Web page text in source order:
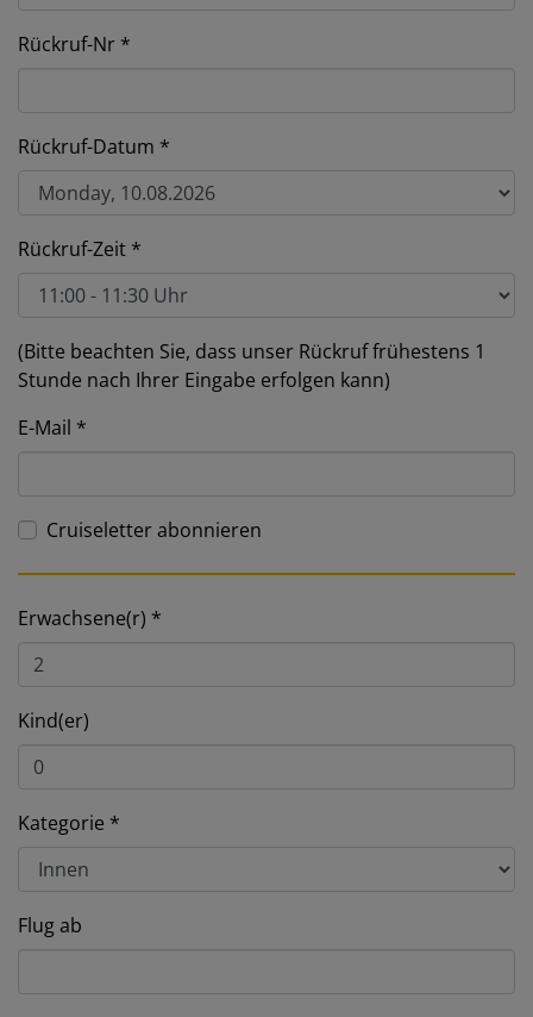
Rückruf-Nr
Rückruf-Datum
Rückruf-Zeit
(Bitte beachten Sie, dass unser Rückruf frühestens 1
Stunde nach Ihrer Eingabe erfolgen kann)
E-Mail
Cruiseletter abonnieren
Erwachsene(r)
Kind(er)
Kategorie
Flug ab